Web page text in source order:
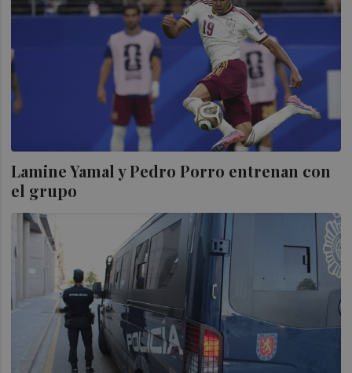
Lamine Yamal y Pedro Porro entrenan con
el grupo